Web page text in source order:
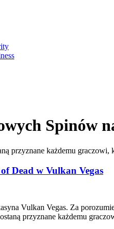
Spinów
przyznane każdemu graczowi,
Dead w Vulkan Vegas
Vulkan Vegas. Za
przyznane każdemu